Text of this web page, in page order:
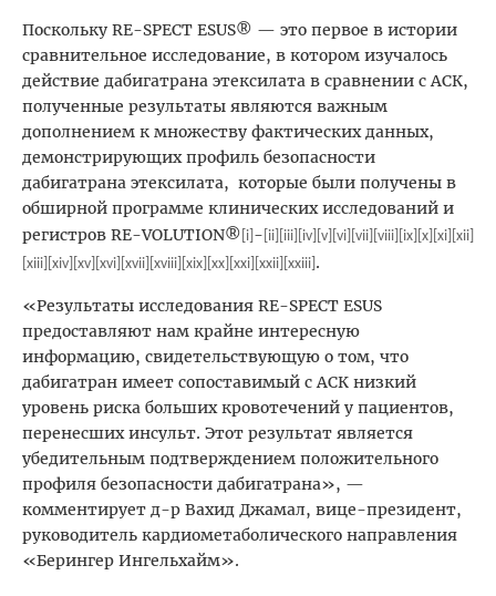
Поскольку RE-SPECT ESUS® — это первое в истории
сравнительное исследование, в котором изучалось
действие дабигатрана этексилата в сравнении с АСК,
полученные результаты являются важным
дополнением к множеству фактических данных,
демонстрирующих профиль безопасности
дабигатрана этексилата, которые были получены в
обширной программе клинических исследований и
регистров RE-VOLUTION® [i] - [ii] [iii] [iv] [v] [vi] [vii] [viii] [ix] [x] [xi] [xii]
[xiii] [xiv] [xv] [xvi] [xvii] [xviii] [xix] [xx] [xxi] [xxii] [xxiii] .
«Результаты исследования RE-SPECT ESUS
предоставляют нам крайне интересную
информацию, свидетельствующую о том, что
дабигатран имеет сопоставимый с АСК низкий
уровень риска больших кровотечений у пациентов,
перенесших инсульт. Этот результат является
убедительным подтверждением положительного
профиля безопасности дабигатрана», —
комментирует д-р Вахид Джамал, вице-президент,
руководитель кардиометаболического направления
«Берингер Ингельхайм».